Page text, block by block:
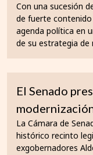
Con una sucesión
de fuerte
agenda política en
de su estrategia de
El Senado
La Cámara de
histórico recinto
exgobernadores